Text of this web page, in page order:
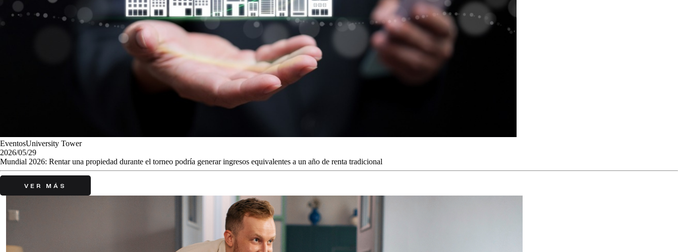
EventosUniversity Tower
2026/05/29
Mundial 2026: Rentar una propiedad durante el torneo podría generar ingresos equivalentes a un año de renta tradicional
VER MÁS